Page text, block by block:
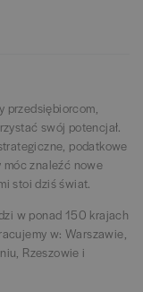
przedsiębiorcom,
swój potencjał.
podatkowe
znaleźć nowe
stoi dziś świat.
w ponad 150 krajach
w: Warszawie,
Rzeszowie i